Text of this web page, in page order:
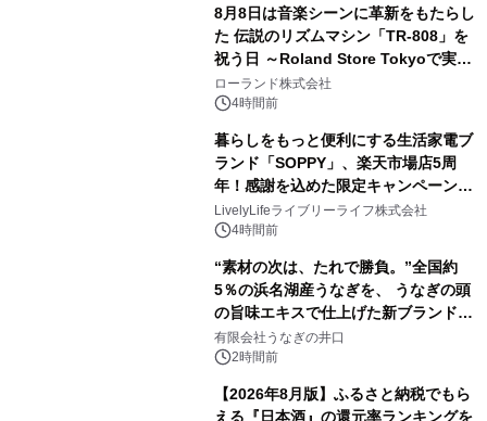
8月8日は音楽シーンに革新をもたらし
た 伝説のリズムマシン「TR-808」を
祝う日 ～Roland Store Tokyoで実機
を展示しての 記念キャンペーンを開
催 英国ラジオ「NTS」の 特別プログ
アーティストを フィーチャーしたアニ
メーションを公開～
ローランド株式会社
4時間前
暮らしをもっと便利にする生活家電ブ
ランド「SOPPY」、楽天市場店5周
年！感謝を込めた限定キャンペーンを
8月10日より開催
LivelyLifeライブリーライフ株式会社
4時間前
“素材の次は、たれで勝負。”全国約
5％の浜名湖産うなぎを、 うなぎの頭
の旨味エキスで仕上げた新ブランド
「井口の誉」誕生
有限会社うなぎの井口
2時間前
【2026年8月版】ふるさと納税でもら
える『日本酒』の還元率ランキングを